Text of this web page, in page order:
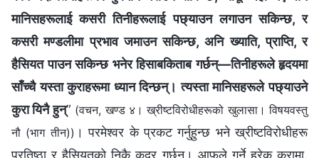
मानिसहरूलाई कसरी तिनीहरूलाई पछ्याउन लगाउन सकिन्छ, र
कसरी मण्डलीमा प्रभाव जमाउन सकिन्छ, अनि ख्याति, प्राप्ति, र
हैसियत पाउन सकिन्छ भनेर हिसाबकिताब गर्छन्—तिनीहरूले हृदयमा
साँच्चै यस्ता कुराहरूमा ध्यान दिन्छन्। त्यस्ता मानिसहरूले पछ्याउने
कुरा यिनै हुन्” (वचन, खण्ड ४। ख्रीष्टविरोधीहरूको खुलासा। विषयवस्तु
नौ (भाग तीन)) । परमेश्‍वर के प्रकट गर्नुहुन्छ भने ख्रीष्टविरोधीहरू
प्रतिष्ठा र हैसियतको निकै कदर गर्छन्। आफूले गर्ने हरेक कुरामा,